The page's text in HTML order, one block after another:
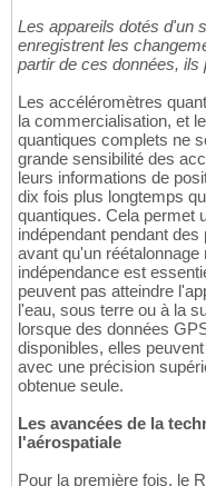
Les appareils dotés d'un
enregistrent les
partir de ces données, ils
Les accéléromètres
la commercialisation, et
quantiques complets ne
grande sensibilité des
leurs informations de
dix fois plus longtemps
quantiques. Cela permet
indépendant pendant
avant qu'un
indépendance est
peuvent pas atteindre
l'eau, sous terre ou à la
lorsque des données
disponibles, elles
avec une précision
obtenue seule.
Les avancées de la
l'aérospatiale
Pour la première fois, le